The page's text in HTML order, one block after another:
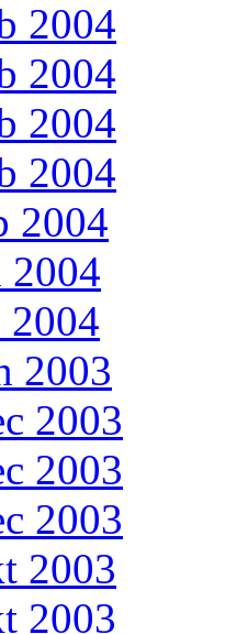
2004
2004
2004
2004
2004
2004
2004
2003
2003
2003
2003
2003
2003